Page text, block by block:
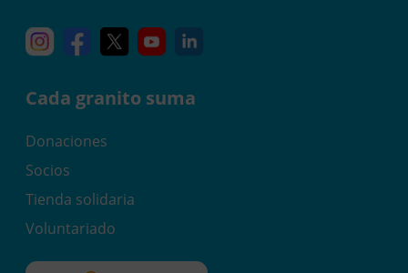
InstagramFacebook
X YouTube
Cada granito suma
Donaciones
Socios
Tienda solidaria
Voluntariado